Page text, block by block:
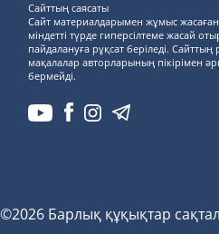
Сайттың саясаты
Сайт материалдарымен жұмыс жасаған
міндетті түрде гиперсілтеме жасай
пайдалануға рұқсат беріледі. Сайттың
мақалалар авторларының пікірімен
бермейді.
©2026 Барлық құқықтар